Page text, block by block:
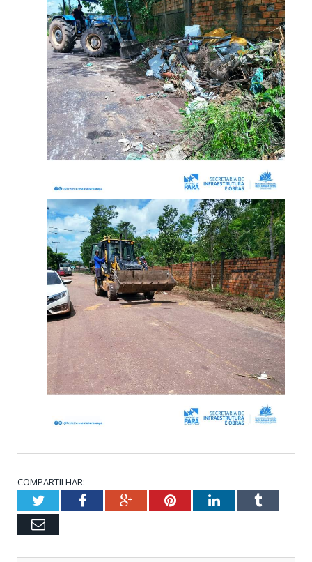
COMPARTILHAR:
TwitterFacebookGoogle+PinterestLinkedInTumblr
Email